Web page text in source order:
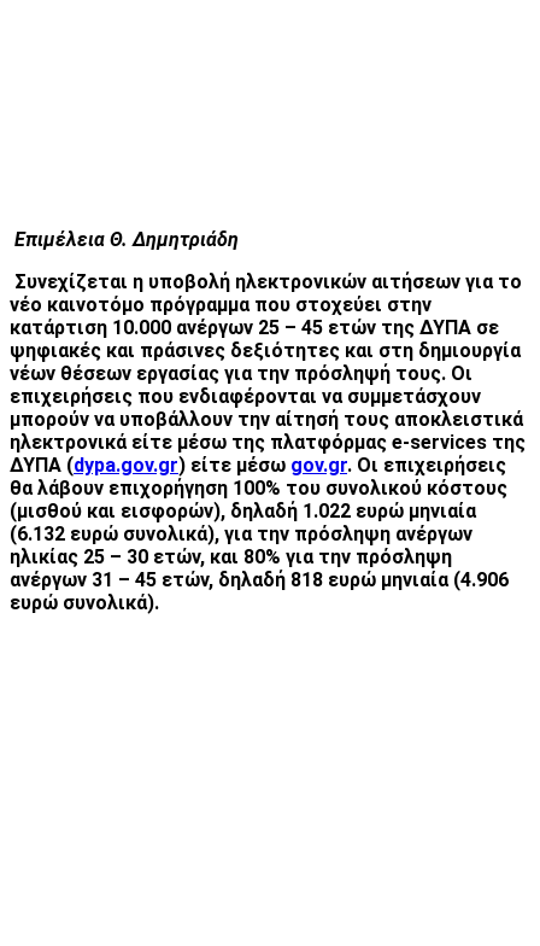
Επιμέλεια Θ. Δημητριάδη
Συνεχίζεται η υποβολή ηλεκτρονικών αιτήσεων για το
νέο καινοτόμο πρόγραμμα που στοχεύει στην
κατάρτιση 10.000 ανέργων 25 – 45 ετών της ΔΥΠΑ σε
ψηφιακές και πράσινες δεξιότητες και στη δημιουργία
νέων θέσεων εργασίας για την πρόσληψή τους. Οι
επιχειρήσεις που ενδιαφέρονται να συμμετάσχουν
μπορούν να υποβάλλουν την αίτησή τους αποκλειστικά
ηλεκτρονικά είτε μέσω της πλατφόρμας e-services της
ΔΥΠΑ (dypa.gov.gr) είτε μέσω gov.gr. Οι επιχειρήσεις
θα λάβουν επιχορήγηση 100% του συνολικού κόστους
(μισθού και εισφορών), δηλαδή 1.022 ευρώ μηνιαία
(6.132 ευρώ συνολικά), για την πρόσληψη ανέργων
ηλικίας 25 – 30 ετών, και 80% για την πρόσληψη
ανέργων 31 – 45 ετών, δηλαδή 818 ευρώ μηνιαία (4.906
ευρώ συνολικά).